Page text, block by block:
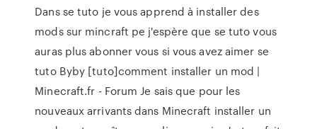
Dans se tuto je vous apprend à installer des
mods sur mincraft pe j'espère que se tuto vous
auras plus abonner vous si vous avez aimer se
tuto Byby [tuto]comment installer un mod |
Minecraft.fr - Forum Je sais que pour les
nouveaux arrivants dans Minecraft installer un